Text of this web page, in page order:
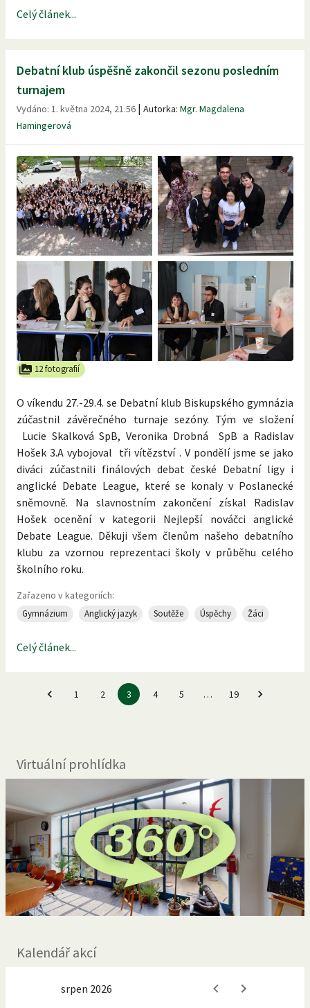
Celý článek...
Debatní klub úspěšně zakončil sezonu posledním
turnajem
Vydáno: 1. května 2024, 21.56 | Autorka: Mgr. Magdalena
Hamingerová
12 fotografií
O víkendu 27.-29.4. se Debatní klub Biskupského gymnázia
zúčastnil závěrečného turnaje sezóny. Tým ve složení
Lucie Skalková SpB, Veronika Drobná SpB a Radislav
Hošek 3.A vybojoval tři vítězství . V pondělí jsme se jako
diváci zúčastnili finálových debat české Debatní ligy i
anglické Debate League, které se konaly v Poslanecké
sněmovně. Na slavnostním zakončení získal Radislav
Hošek ocenění v kategorii Nejlepší nováčci anglické
Debate League. Děkuji všem členům našeho debatního
klubu za vzornou reprezentaci školy v průběhu celého
školního roku.
Zařazeno v kategoriích:
Gymnázium Anglický jazyk Soutěže Úspěchy Žáci
Celý článek...
1 2 3 4 5 … 19
Virtuální prohlídka
Kalendář akcí
srpen 2026